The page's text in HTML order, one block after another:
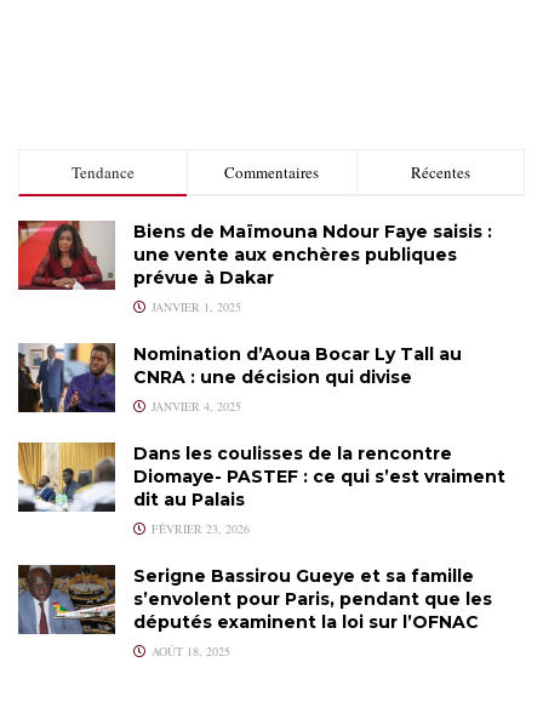
Tendance Commentaires Récentes
Biens de Maïmouna Ndour Faye saisis :
une vente aux enchères publiques
prévue à Dakar
JANVIER 1, 2025
Nomination d’Aoua Bocar Ly Tall au
CNRA : une décision qui divise
JANVIER 4, 2025
Dans les coulisses de la rencontre
Diomaye- PASTEF : ce qui s’est vraiment
dit au Palais
FÉVRIER 23, 2026
Serigne Bassirou Gueye et sa famille
s’envolent pour Paris, pendant que les
députés examinent la loi sur l’OFNAC
AOÛT 18, 2025